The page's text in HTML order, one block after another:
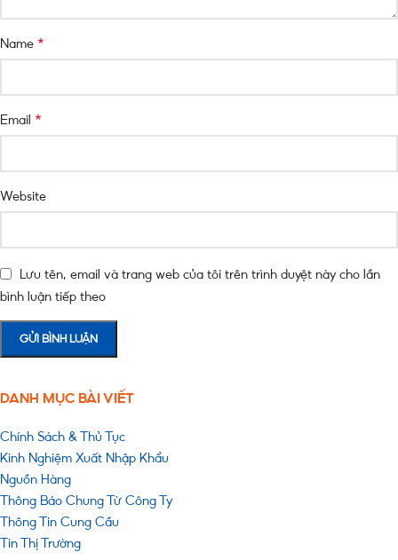
Name *
Email *
Website
Lưu tên, email và trang web của tôi trên trình duyệt này cho lần
bình luận tiếp theo
DANH MỤC BÀI VIẾT
Chính Sách & Thủ Tục
Kinh Nghiệm Xuất Nhập Khẩu
Nguồn Hàng
Thông Báo Chung Từ Công Ty
Thông Tin Cung Cầu
Tin Thị Trường